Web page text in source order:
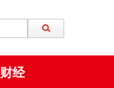
财经